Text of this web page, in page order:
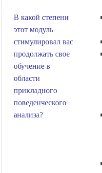
В какой степени
этот модуль
стимулировал вас
продолжать свое
обучение в
области
прикладного
поведенческого
анализа?